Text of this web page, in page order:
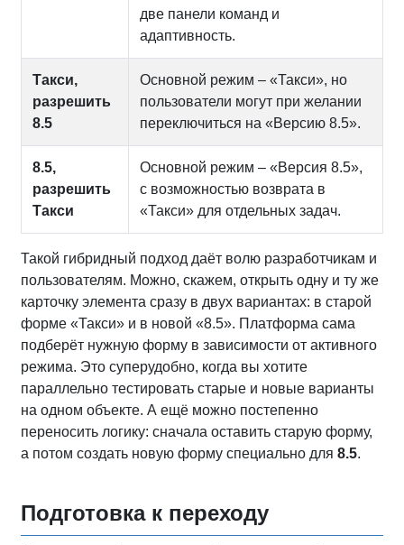
две панели команд и
адаптивность.
Такси,
разрешить
8.5
Основной режим – «Такси», но
пользователи могут при желании
переключиться на «Версию 8.5».
8.5,
разрешить
Такси
Основной режим – «Версия 8.5»,
с возможностью возврата в
«Такси» для отдельных задач.
Такой гибридный подход даёт волю разработчикам и
пользователям. Можно, скажем, открыть одну и ту же
карточку элемента сразу в двух вариантах: в старой
форме «Такси» и в новой «8.5». Платформа сама
подберёт нужную форму в зависимости от активного
режима. Это суперудобно, когда вы хотите
параллельно тестировать старые и новые варианты
на одном объекте. А ещё можно постепенно
переносить логику: сначала оставить старую форму,
а потом создать новую форму специально для 8.5.
Подготовка к переходу